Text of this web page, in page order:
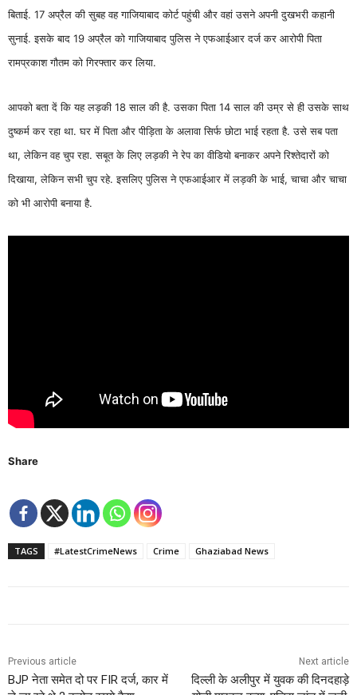
बिताई. 17 अप्रैल की सुबह वह गाजियाबाद कोर्ट पहुंची और वहां उसने अपनी दुखभरी कहानी
सुनाई. इसके बाद 19 अप्रैल को गाजियाबाद पुलिस ने एफआईआर दर्ज कर आरोपी पिता
रामप्रकाश गौतम को गिरफ्तार कर लिया.
आपको बता दें कि यह लड़की 18 साल की है. उसका पिता 14 साल की उम्र से ही उसके साथ
दुष्कर्म कर रहा था. घर में पिता और पीड़िता के अलावा सिर्फ छोटा भाई रहता है. उसे सब पता
था, लेकिन वह चुप रहा. सबूत के लिए लड़की ने रेप का वीडियो बनाकर अपने रिश्तेदारों को
दिखाया, लेकिन सभी चुप रहे. इसलिए पुलिस ने एफआईआर में लड़की के भाई, चाचा और चाचा
को भी आरोपी बनाया है.
Share
TAGS #LatestCrimeNews Crime Ghaziabad News
Previous article
BJP नेता समेत दो पर FIR दर्ज, कार में
Next article
दिल्ली के अलीपुर में युवक की दिनदहाड़े